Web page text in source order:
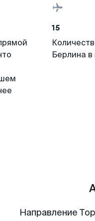
15
Берлина
Направление